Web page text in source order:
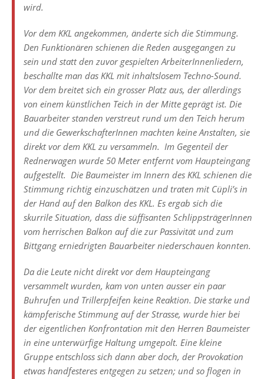
wird.
Vor dem KKL angekommen, änderte sich die Stimmung.
Den Funktionären schienen die Reden ausgegangen zu
sein und statt den zuvor gespielten ArbeiterInnenliedern,
beschallte man das KKL mit inhaltslosem Techno-Sound.
Vor dem breitet sich ein grosser Platz aus, der allerdings
von einem künstlichen Teich in der Mitte geprägt ist. Die
Bauarbeiter standen verstreut rund um den Teich herum
und die GewerkschafterInnen machten keine Anstalten, sie
direkt vor dem KKL zu versammeln. Im Gegenteil der
Rednerwagen wurde 50 Meter entfernt vom Haupteingang
aufgestellt. Die Baumeister im Innern des KKL schienen die
Stimmung richtig einzuschätzen und traten mit Cüpli’s in
der Hand auf den Balkon des KKL. Es ergab sich die
skurrile Situation, dass die süffisanten SchlippsträgerInnen
vom herrischen Balkon auf die zur Passivität und zum
Bittgang erniedrigten Bauarbeiter niederschauen konnten.
Da die Leute nicht direkt vor dem Haupteingang
versammelt wurden, kam von unten ausser ein paar
Buhrufen und Trillerpfeifen keine Reaktion. Die starke und
kämpferische Stimmung auf der Strasse, wurde hier bei
der eigentlichen Konfrontation mit den Herren Baumeister
in eine unterwürfige Haltung umgepolt. Eine kleine
Gruppe entschloss sich dann aber doch, der Provokation
etwas handfesteres entgegen zu setzen; und so flogen in